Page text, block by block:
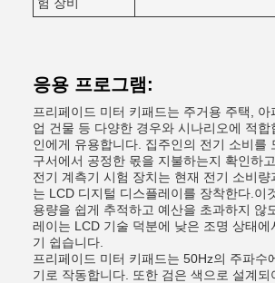
응용 프로그램:
프리페이드 미터 키패드는 주거용 주택,
업 건물 등 다양한 경우와 시나리오에 적합
인에게 유용합니다. 집주인의 전기 소비를
구서에서 공정한 몫을 지불하는지 확인하고
전기 계측기 시험 장치는 현재 전기 소비
는 LCD 디지털 디스플레이를 장착한다.이
용량을 쉽게 추적하고 예산을 초과하지 않
레이는 LCD 기술 덕분에 낮은 조명 상태에
기 쉽습니다.
프리페이드 미터 키패드는 50Hz의 주파수
기로 작동합니다. 또한 검은 색으로 설계되